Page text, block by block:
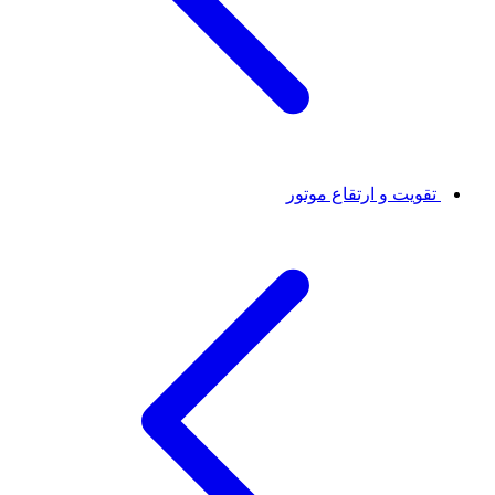
تقویت و ارتقاع موتور